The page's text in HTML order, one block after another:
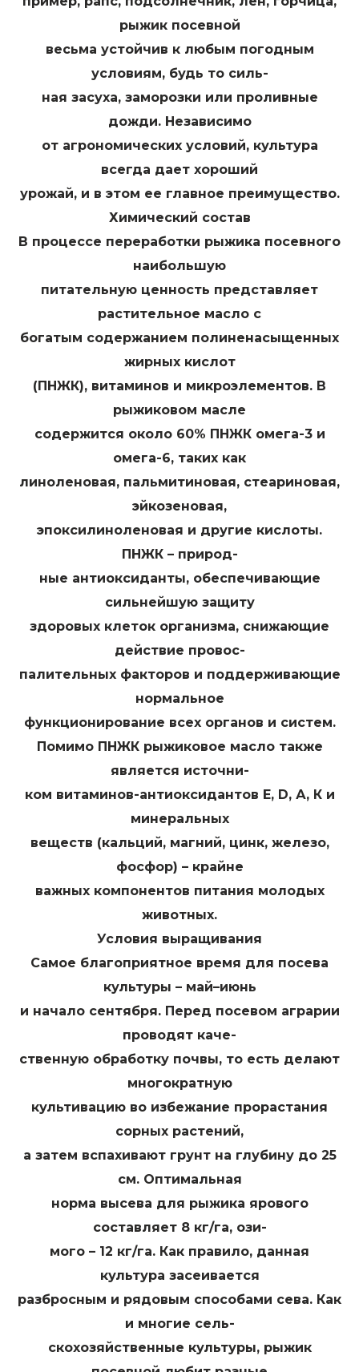
рыжик посевной
весьма устойчив к любым погодным
условиям, будь то силь-
ная засуха, заморозки или проливные
дожди. Независимо
от агрономических условий, культура
всегда дает хороший
урожай, и в этом ее главное преимущество.
Химический состав
В процессе переработки рыжика посевного
наибольшую
питательную ценность представляет
растительное масло с
богатым содержанием полиненасыщенных
жирных кислот
(ПНЖК), витаминов и микроэлементов. В
рыжиковом масле
содержится около 60% ПНЖК омега-3 и
омега-6, таких как
линоленовая, пальмитиновая, стеариновая,
эйкозеновая,
эпоксилиноленовая и другие кислоты.
ПНЖК – природ-
ные антиоксиданты, обеспечивающие
сильнейшую защиту
здоровых клеток организма, снижающие
действие провос-
палительных факторов и поддерживающие
нормальное
функционирование всех органов и систем.
Помимо ПНЖК рыжиковое масло также
является источни-
ком витаминов-антиоксидантов Е, D, А, К и
минеральных
веществ (кальций, магний, цинк, железо,
фосфор) – крайне
важных компонентов питания молодых
животных.
Условия выращивания
Самое благоприятное время для посева
культуры – май–июнь
и начало сентября. Перед посевом аграрии
проводят каче-
ственную обработку почвы, то есть делают
многократную
культивацию во избежание прорастания
сорных растений,
а затем вспахивают грунт на глубину до 25
см. Оптимальная
норма высева для рыжика ярового
составляет 8 кг/га, ози-
мого – 12 кг/га. Как правило, данная
культура засеивается
разбросным и рядовым способами сева. Как
и многие сель-
скохозяйственные культуры, рыжик